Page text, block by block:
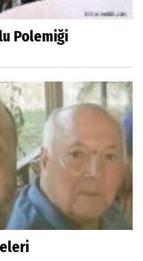
Polemiği